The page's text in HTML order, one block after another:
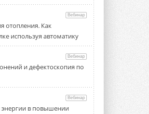
выпускает VRF-
DVM на R32
включает семь типоразмеров
от 22,4 до 56 кВт.
длина трубопроводов ...
Девелопмент» подвел
студенческих
«ТИМ-лидеры 2026»
конкурса «ТИМ-лидеры»
уже в сентябре 2026 года ...
2026
Вебинар
отопления. Как
используя автоматику
Вебинар
и дефектоскопия по
Вебинар
энергии в повышении